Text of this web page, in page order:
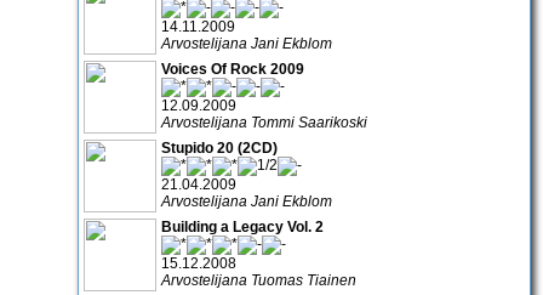
14.11.2009
Arvostelijana Jani Ekblom
Voices Of Rock 2009
12.09.2009
Arvostelijana Tommi Saarikoski
Stupido 20 (2CD)
21.04.2009
Arvostelijana Jani Ekblom
Building a Legacy Vol. 2
15.12.2008
Arvostelijana Tuomas Tiainen